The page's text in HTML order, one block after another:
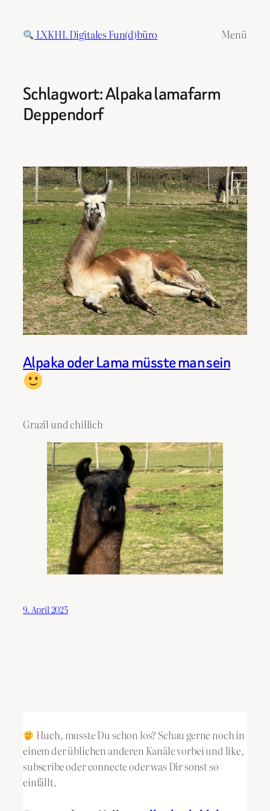
Inhalt
springen
LXKHL Digitales Fun(d)büro Menü
Schlagwort:Alpaka lamafarm
Deppendorf
Alpaka oder Lama müsste man sein
Grazil und chillich
9. April 2025
Huch, musste Du schon los? Schau gerne noch in
einem der üblichen anderen Kanäle vorbei und like,
subscribe oder connecte oder was Dir sonst so
einfällt.